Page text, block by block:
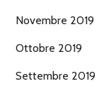
Novembre 2019
Ottobre 2019
Settembre 2019